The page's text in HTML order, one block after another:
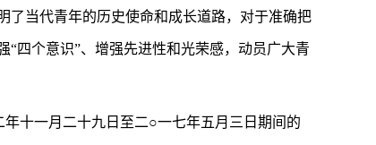
了当代青年的历史使命和成长道路，对于准确把
四个意识”、增强先进性和光荣感，动员广大青
十一月二十九日至二○一七年五月三日期间的